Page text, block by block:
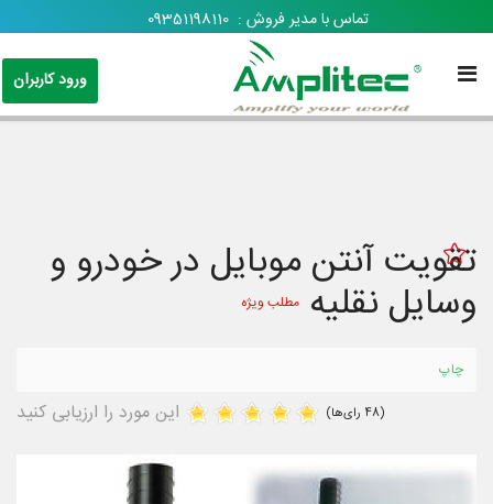
تماس با مدیر فروش :09351198110
تقویت آنتن موبایل در خودرو و
وسایل نقلیه مطلب ویژه
چاپ
این مورد را ارزیابی کنید (48 رای‌ها)
ورود کاربران